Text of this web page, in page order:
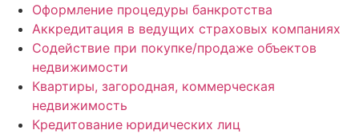
Оформление процедуры банкротства
Аккредитация в ведущих страховых компаниях
Cодействие при покупке/продаже объектов
недвижимости
Квартиры, загородная, коммерческая
недвижимость
Кредитование юридических лиц